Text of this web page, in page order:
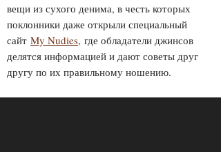
вещи из сухого денима, в честь которых
поклонники даже открыли специальный
сайт My Nudies, где обладатели джинсов
делятся информацией и дают советы друг
другу по их правильному ношению.